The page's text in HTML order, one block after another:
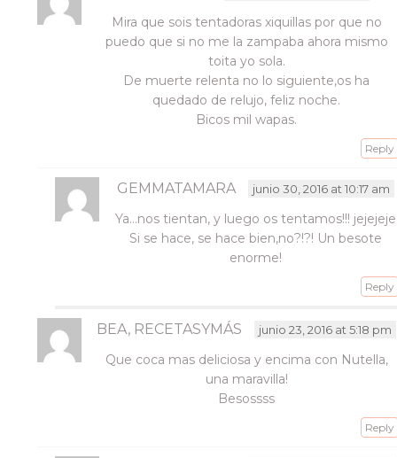
Mira que sois tentadoras xiquillas por que no
puedo que si no me la zampaba ahora mismo
toita yo sola.
De muerte relenta no lo siguiente,os ha
quedado de relujo, feliz noche.
Bicos mil wapas.
Reply
GEMMATAMARA junio 30, 2016 at 10:17 am
Ya…nos tientan, y luego os tentamos!!! jejejeje
Si se hace, se hace bien,no?!?! Un besote
enorme!
Reply
BEA, RECETASYMÁS junio 23, 2016 at 5:18 pm
Que coca mas deliciosa y encima con Nutella,
una maravilla!
Besossss
Reply